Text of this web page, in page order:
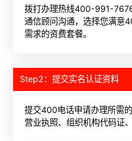
拨打办理热线400-991-
通信顾问沟通，选择您满意
需求的资费套餐。
Step2：提交实名认证资料
提交400电话申请办理所需
营业执照、组织机构代码证